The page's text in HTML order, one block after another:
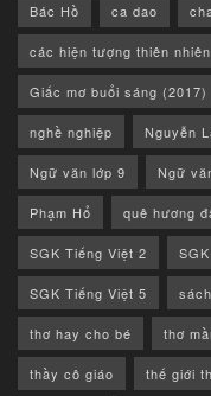
Bác Hồ ca dao
các hiện tượng thiên nhiên
Giấc mơ buổi sáng (2017)
nghề nghiệp Nguyễn
Ngữ văn lớp 9 Ngữ
Phạm Hổ quê hương
SGK Tiếng Việt 2
SGK Tiếng Việt 5
thơ hay cho bé thơ
thầy cô giáo thế giới